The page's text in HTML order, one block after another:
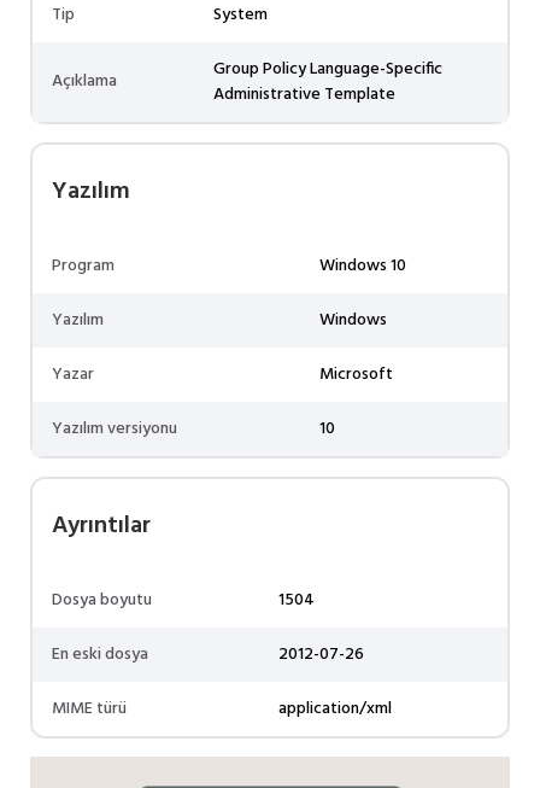
Tip
System
Açıklama
Group Policy Language-Specific
Administrative Template
Yazılım
Program
Windows 10
Yazılım
Windows
Yazar
Microsoft
Yazılım versiyonu
10
Ayrıntılar
Dosya boyutu
1504
En eski dosya
2012-07-26
MIME türü
application/xml